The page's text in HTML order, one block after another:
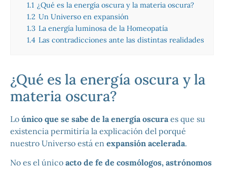
1.1 ¿Qué es la energía oscura y la materia oscura?
1.2 Un Universo en expansión
1.3 La energía luminosa de la Homeopatía
1.4 Las contradicciones ante las distintas realidades
¿Qué es la energía oscura y la
materia oscura?
Lo único que se sabe de la energía oscuraes que su
existencia permitiría la explicación del porqué
nuestro Universo está en expansión acelerada.
No es el único acto de fe de cosmólogos, astrónomos